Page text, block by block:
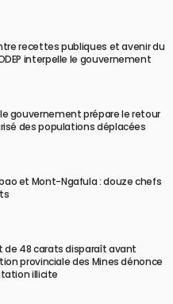
recettes publiques et avenir du
interpelle le gouvernement
gouvernement prépare le retour
des populations déplacées
et Mont-Ngafula : douze chefs
de 48 carats disparaît avant
provinciale des Mines dénonce
illicite